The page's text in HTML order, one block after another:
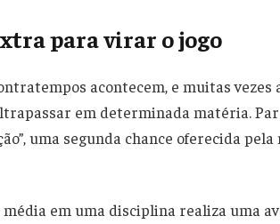
para virar o jogo
acontecem, e muitas vezes
em determinada matéria.
uma segunda chance oferecida
em uma disciplina realiza uma